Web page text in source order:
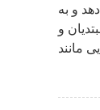
و به
و